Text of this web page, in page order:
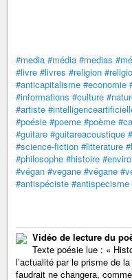
#media #média #medias
#livre #livres #religion
#anticapitalisme #economie
#informations #culture
#artiste
#poésie #poeme #poème
#guitare #guitareacoustique
#science-fiction #litterature
#philosophe #histoire
#végan #vegane #végane
#antispéciste #antispecisme
Vidéo de lecture du
Texte poésie lue : «
l’actualité par le prisme de
faudrait ne changera,